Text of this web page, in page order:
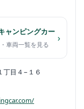
ャンピングカー
車両一覧を見る
›
丁目４−１６